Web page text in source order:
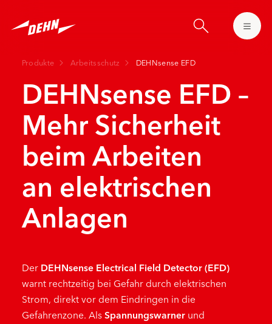
main
Produkte Arbeitsschutz DEHNsense EFD
DEHNsense EFD –
Mehr Sicherheit
beim Arbeiten
an elektrischen
Anlagen
Der DEHNsense Electrical Field Detector (EFD)
warnt rechtzeitig bei Gefahr durch elektrischen
Strom, direkt vor dem Eindringen in die
Gefahrenzone. Als Spannungswarner und